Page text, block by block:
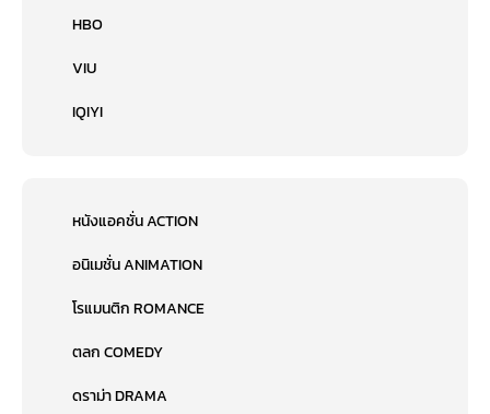
HBO
VIU
IQIYI
หนังแอคชั่น ACTION
อนิเมชั่น ANIMATION
โรแมนติก ROMANCE
ตลก COMEDY
ดราม่า DRAMA